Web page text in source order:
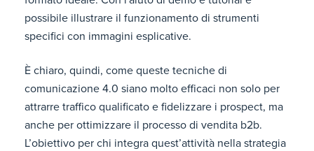
possibile illustrare il funzionamento di strumenti
specifici con immagini esplicative.
È chiaro, quindi, come queste tecniche di
comunicazione 4.0 siano molto efficaci non solo per
attrarre traffico qualificato e fidelizzare i prospect, ma
anche per ottimizzare il processo di vendita b2b.
L’obiettivo per chi integra quest’attività nella strategia